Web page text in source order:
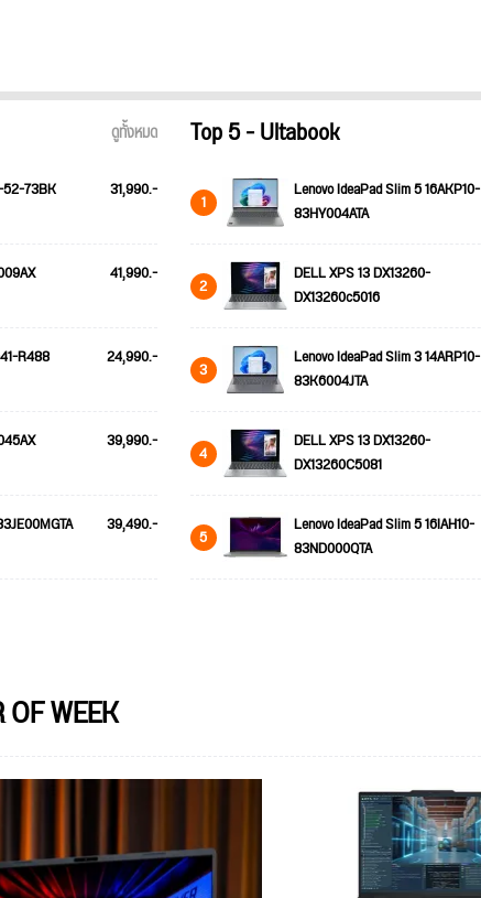
ดูทั้งหมด
52-73BK 31,990.-
41,990.-
R488 24,990.-
39,990.-
39,490.-
Top 5 - Ultabook
1
Lenovo IdeaPad Slim 5 16AKP10-
83HY004ATA
2
DELL XPS 13 DX13260-
DX13260c5016
3
Lenovo IdeaPad Slim 3 14ARP10-
83K6004JTA
4
DELL XPS 13 DX13260-
DX13260C5081
5
Lenovo IdeaPad Slim 5 16IAH10-
83ND000QTA
WEEK